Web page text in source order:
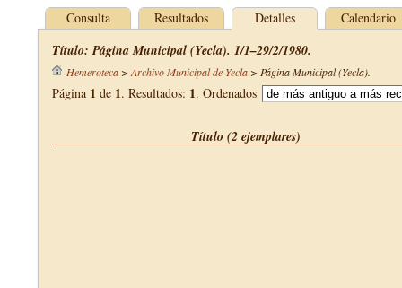
Consulta Resultados Detalles Calendario
Título: Página Municipal (Yecla). 1/1–29/2/1980.
Hemeroteca> Archivo Municipal de Yecla> Página Municipal (Yecla).
Página 1 de 1. Resultados: 1. Ordenados
Título (2 ejemplares)